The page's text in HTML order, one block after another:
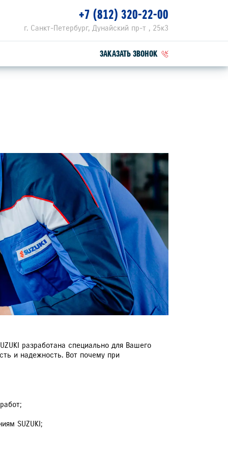
г. Санкт-Петербург, Дунайский пр-т , 25к3
+7 (812) 320-22-00
ПРИВИЛЕГИЯ 3+
КАМПАНИИ
ЗАКАЗАТЬ ЗВОНОК
разработана специально для Вашего
и надежность. Вот почему при
SUZUKI;